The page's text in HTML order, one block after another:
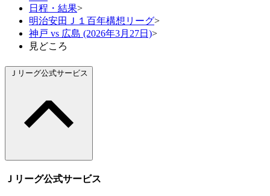
日程・結果>
明治安田Ｊ１百年構想リーグ>
神戸 vs 広島 (2026年3月27日)>
見どころ
Ｊリーグ公式サービス
Ｊリーグ公式サービス